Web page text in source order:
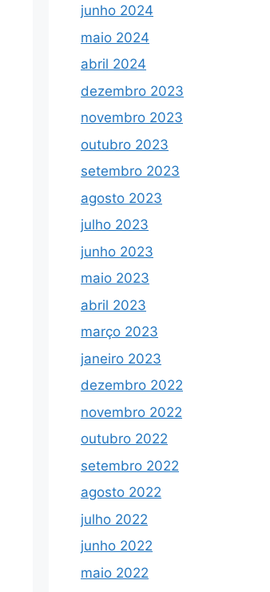
junho 2024
maio 2024
abril 2024
dezembro 2023
novembro 2023
outubro 2023
setembro 2023
agosto 2023
julho 2023
junho 2023
maio 2023
abril 2023
março 2023
janeiro 2023
dezembro 2022
novembro 2022
outubro 2022
setembro 2022
agosto 2022
julho 2022
junho 2022
maio 2022